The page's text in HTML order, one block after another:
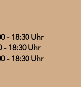
- 18:30 Uhr
- 18:30 Uhr
18:30 Uhr